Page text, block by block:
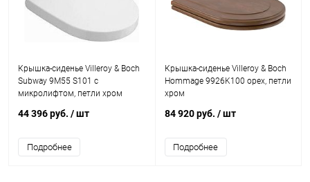
Крышка-сиденье Villeroy & Boch
Subway 9M55 S101 с
микролифтом, петли хром
44 396 руб. / шт
Подробнее
Крышка-сиденье Villeroy & Boch
Hommage 9926K100 орех, петли
хром
84 920 руб. / шт
Подробнее